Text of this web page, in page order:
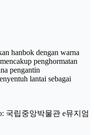
hanbok dengan warna
penghormatan
pengantin
lantai sebagai
국립중앙박물관 e뮤지엄